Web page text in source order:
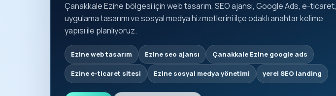
Çanakkale Ezine bölgesi için web tasarım, SEO ajansı, Google Ads, e-ticaret,
uygulama tasarımı ve sosyal medya hizmetlerini ilçe odaklı anahtar kelime
yapısı ile planlıyoruz.
Ezine web tasarım Ezine seo ajansı Çanakkale Ezine google ads
Ezine e-ticaret sitesi Ezine sosyal medya yönetimi yerel SEO landing